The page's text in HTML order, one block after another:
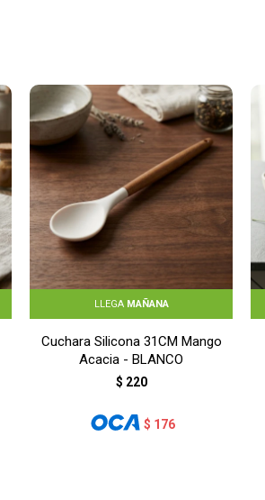
LLEGA MAÑANA
Cuchara Silicona 31CM Mango
Acacia - BLANCO
$ 220
$ 176